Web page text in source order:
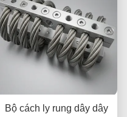
Bộ cách ly rung dây dây